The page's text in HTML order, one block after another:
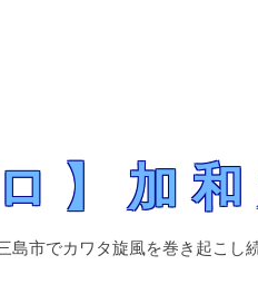
株）営業部ブロ
】加
島市でカワタ旋風を巻き起こし